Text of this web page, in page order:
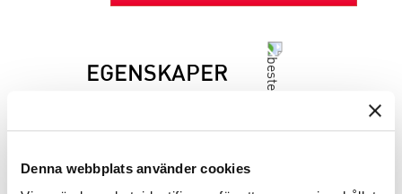
Denna webbplats använder cookies
EGENSKAPER
BESKRIVNING